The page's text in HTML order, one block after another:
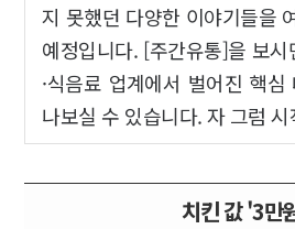
지 못했던 다양한 이야기들을
예정입니다. [주간유통]을 보
·식음료 업계에서 벌어진 핵
나보실 수 있습니다. 자 그럼
치킨 값 '3만